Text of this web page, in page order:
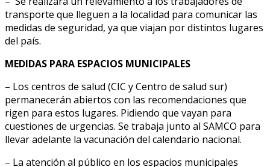
transporte que lleguen a la localidad para comunicar las
medidas de seguridad, ya que viajan por distintos lugares
del país.
MEDIDAS PARA ESPACIOS MUNICIPALES
– Los centros de salud (CIC y Centro de salud sur)
permanecerán abiertos con las recomendaciones que
rigen para estos lugares. Pidiendo que vayan para
cuestiones de urgencias. Se trabaja junto al SAMCO para
llevar adelante la vacunación del calendario nacional.
– La atención al público en los espacios municipales